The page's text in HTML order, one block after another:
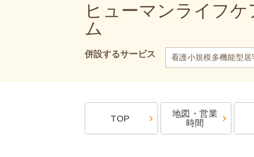
ヒューマンライフ
ム
併設するサービス 看護小規模多機能型居
TOP
地図・営業
時間